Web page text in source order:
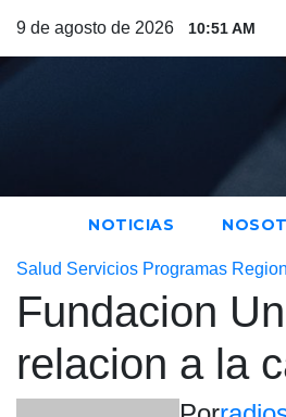
9 de agosto de 2026 10:51 AM
NOTICIAS
Salud Servicios Programas
Fundacion
relacion a la